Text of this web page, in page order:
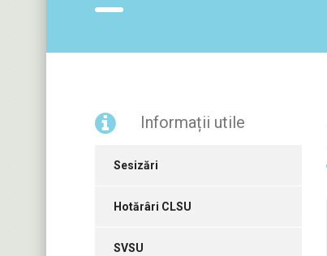
Informații utile
Sesizări
Hotărâri CLSU
SVSU